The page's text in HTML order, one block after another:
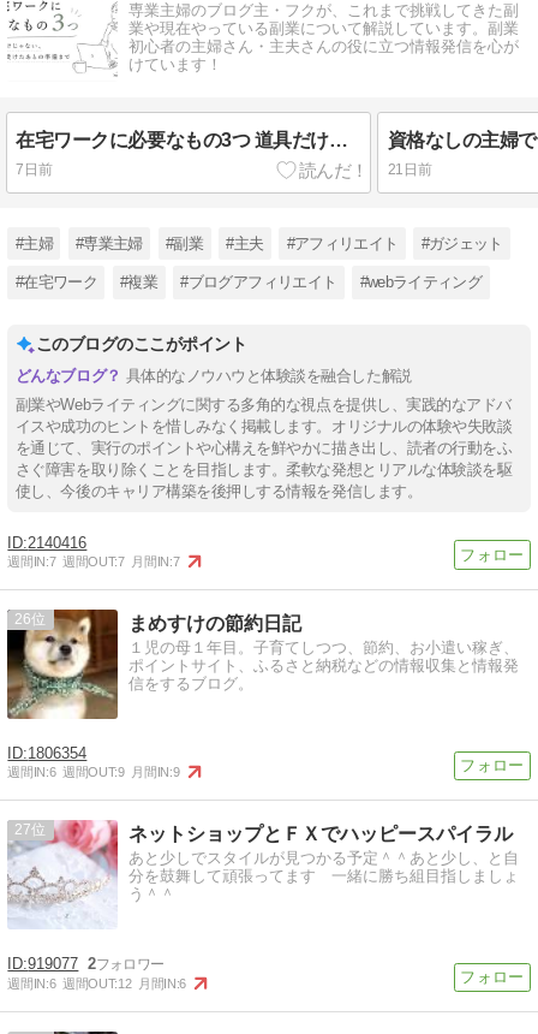
専業主婦のブログ主・フクが、これまで挑戦してきた副
業や現在やっている副業について解説しています。副業
初心者の主婦さん・主夫さんの役に立つ情報発信を心が
けています！
在宅ワークに必要なもの3つ 道具だけじゃない、仕事を受けたあとの準備まで
7日前 21日前
#主婦 #専業主婦 #副業 #主夫 #アフィリエイト #ガジェット
#在宅ワーク #複業 #ブログアフィリエイト #webライティング
このブログのここがポイント
具体的なノウハウと体験談を融合した解説
副業やWebライティングに関する多角的な視点を提供し、実践的なアドバ
イスや成功のヒントを惜しみなく掲載します。オリジナルの体験や失敗談
を通じて、実行のポイントや心構えを鮮やかに描き出し、読者の行動をふ
さぐ障害を取り除くことを目指します。柔軟な発想とリアルな体験談を駆
使し、今後のキャリア構築を後押しする情報を発信します。
2140416
週間IN:7 週間OUT:7 月間IN:7
26 まめすけの節約日記
１児の母１年目。子育てしつつ、節約、お小遣い稼ぎ、
ポイントサイト、ふるさと納税などの情報収集と情報発
信をするブログ。
1806354
週間IN:6 週間OUT:9 月間IN:9
27 ネットショップとＦＸでハッピースパイラル
あと少しでスタイルが見つかる予定＾＾あと少し、と自
分を鼓舞して頑張ってます 一緒に勝ち組目指しましょ
う＾＾
919077 2
週間IN:6 週間OUT:12 月間IN:6